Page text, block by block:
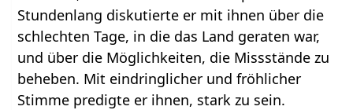
Stundenlang diskutierte er mit ihnen über die
schlechten Tage, in die das Land geraten war,
und über die Möglichkeiten, die Missstände zu
beheben. Mit eindringlicher und fröhlicher
Stimme predigte er ihnen, stark zu sein.